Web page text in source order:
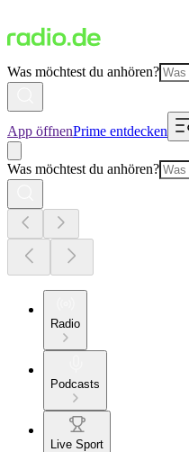
Was möchtest du anhören?
App öffnenPrime entdecken
Was möchtest du anhören?
Radio
Podcasts
Live Sport